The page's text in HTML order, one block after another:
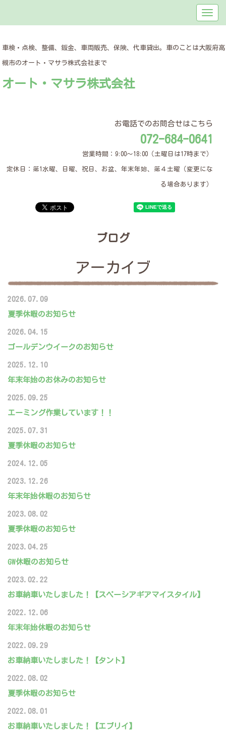
車検・点検、整備、鈑金、車両販売、保険、代車貸出。車のことは大阪府高
槻市のオート・マサラ株式会社まで
オート・マサラ株式会社
お電話でのお問合せはこちら
072-684-0641
営業時間：9:00～18:00（土曜日は17時まで）
定休日：第1水曜、日曜、祝日、お盆、年末年始、第４土曜（変更にな
る場合あります）
ブログ
アーカイブ
2026.07.09
夏季休暇のお知らせ
2026.04.15
ゴールデンウイークのお知らせ
2025.12.10
年末年始のお休みのお知らせ
2025.09.25
エーミング作業しています！！
2025.07.31
夏季休暇のお知らせ
2024.12.05
2023.12.26
年末年始休暇のお知らせ
2023.08.02
夏季休暇のお知らせ
2023.04.25
GW休暇のお知らせ
2023.02.22
お車納車いたしました！【スペーシアギアマイスタイル】
2022.12.06
年末年始休暇のお知らせ
2022.09.29
お車納車いたしました！【タント】
2022.08.02
夏季休暇のお知らせ
2022.08.01
お車納車いたしました！【エブリイ】